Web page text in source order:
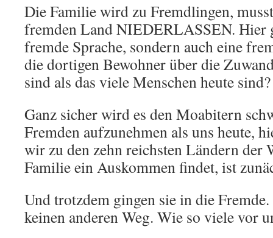
Die Familie wird zu Fremdlingen,
fremden Land NIEDERLASSEN. Hier
fremde Sprache, sondern auch eine
die dortigen Bewohner über die
sind als das viele Menschen heute sind?
Ganz sicher wird es den Moabitern
Fremden aufzunehmen als uns heute,
wir zu den zehn reichsten Ländern der
Familie ein Auskommen findet, ist
Und trotzdem gingen sie in die
keinen anderen Weg. Wie so viele vor